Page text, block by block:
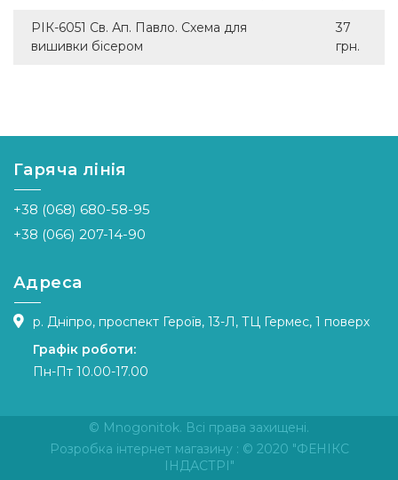
РІК-6051 Св. Ап. Павло. Схема для
вишивки бісером
37
грн.
Гаряча лінія
+38 (068) 680-58-95
+38 (066) 207-14-90
Адреса
р. Дніпро, проспект Героїв, 13-Л, ТЦ Гермес, 1 поверх
Графік роботи:
Пн-Пт 10.00-17.00
© Mnogonitok. Всі права захищені.
Розробка інтернет магазину : © 2020 "ФЕНІКС
ІНДАСТРІ"